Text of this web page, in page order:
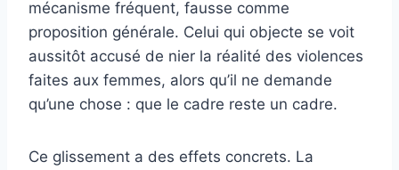
mécanisme fréquent, fausse comme
proposition générale. Celui qui objecte se voit
aussitôt accusé de nier la réalité des violences
faites aux femmes, alors qu’il ne demande
qu’une chose : que le cadre reste un cadre.
Ce glissement a des effets concrets. La